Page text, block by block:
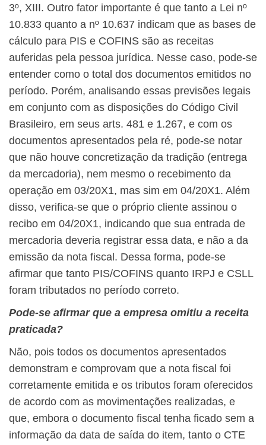
3º, XIII. Outro fator importante é que tanto a Lei nº
10.833 quanto a nº 10.637 indicam que as bases de
cálculo para PIS e COFINS são as receitas
auferidas pela pessoa jurídica. Nesse caso, pode-se
entender como o total dos documentos emitidos no
período. Porém, analisando essas previsões legais
em conjunto com as disposições do Código Civil
Brasileiro, em seus arts. 481 e 1.267, e com os
documentos apresentados pela ré, pode-se notar
que não houve concretização da tradição (entrega
da mercadoria), nem mesmo o recebimento da
operação em 03/20X1, mas sim em 04/20X1. Além
disso, verifica-se que o próprio cliente assinou o
recibo em 04/20X1, indicando que sua entrada de
mercadoria deveria registrar essa data, e não a da
emissão da nota fiscal. Dessa forma, pode-se
afirmar que tanto PIS/COFINS quanto IRPJ e CSLL
foram tributados no período correto.
Pode-se afirmar que a empresa omitiu a receita
praticada?
Não, pois todos os documentos apresentados
demonstram e comprovam que a nota fiscal foi
corretamente emitida e os tributos foram oferecidos
de acordo com as movimentações realizadas, e
que, embora o documento fiscal tenha ficado sem a
informação da data de saída do item, tanto o CTE